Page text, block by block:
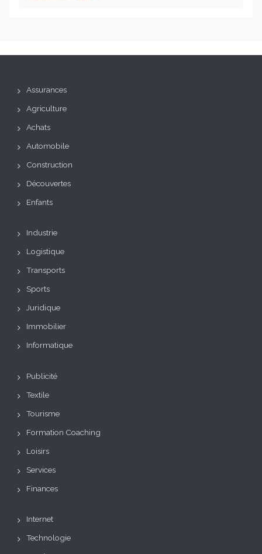
Assurances
Agriculture
Achats
Automobile
Construction
Découvertes
Enfants
Industrie
Logistique
Transports
Sports
Juridique
Immobilier
Informatique
Publicité
Textile
Tourisme
Formation Coaching
Loisirs
Services
Finances
Internet
Technologie